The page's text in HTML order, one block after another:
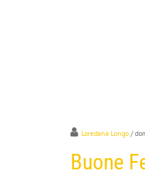
Loredana Longo /
Buone